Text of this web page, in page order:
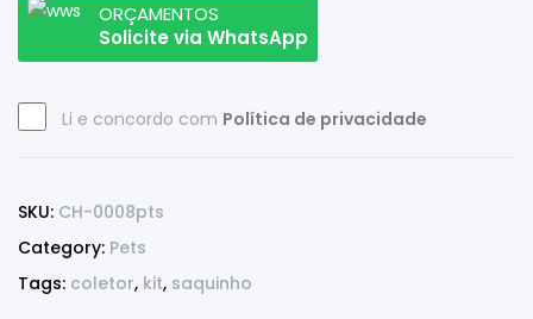
ORÇAMENTOS
Solicite via WhatsApp
Li e concordo com Política de privacidade
SKU: CH-0008pts
Category: Pets
Tags: coletor, kit, saquinho